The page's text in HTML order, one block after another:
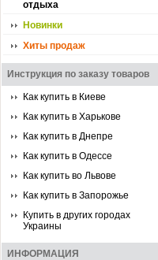
отдыха
Новинки
Хиты продаж
Инструкция по заказу товаров
Как купить в Киеве
Как купить в Харькове
Как купить в Днепре
Как купить в Одессе
Как купить во Львове
Как купить в Запорожье
Купить в других городах
Украины
ИНФОРМАЦИЯ